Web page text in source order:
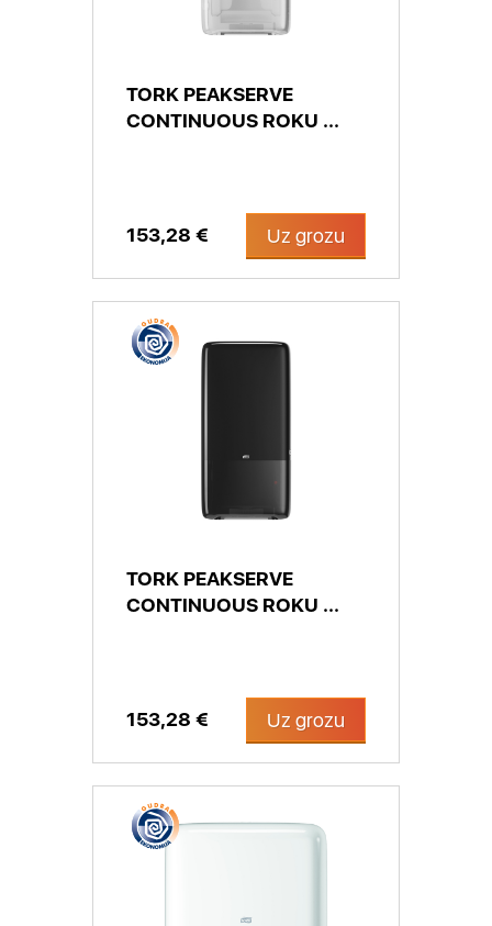
TORK PEAKSERVE
CONTINUOUS ROKU ...
153,28 € Uz grozu
TORK PEAKSERVE
CONTINUOUS ROKU ...
153,28 € Uz grozu